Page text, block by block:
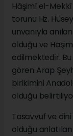
Hâşimî el-Mekkî
torunu Hz.
unvanıyla
olduğu ve
edilmektedir.
gören Arap
birikimini
olduğu
Tasavvuf ve
olduğu